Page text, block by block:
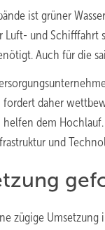
ist grüner
Luft- und
Auch für die
fordert daher
helfen dem
und
zügige